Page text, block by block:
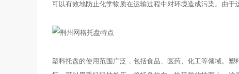
可以有效地防止化学物质在运输过程中对环境造成污染。由
塑料托盘的使用范围广泛，包括食品、医药、化工等领域。